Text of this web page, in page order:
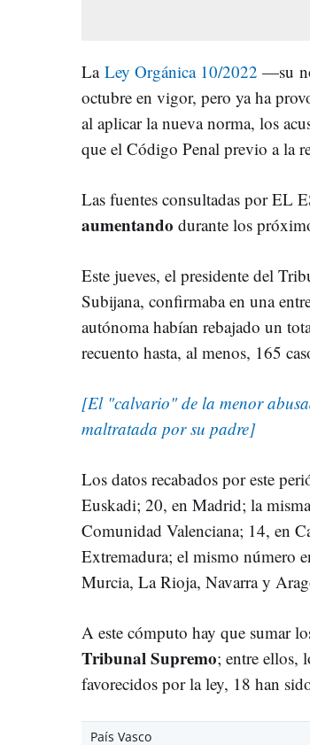
La Ley Orgánica 10/2022 —su
octubre en vigor, pero ya ha
al aplicar la nueva norma, los
que el Código Penal previo a la
Las fuentes consultadas por EL
aumentando durante los
Este jueves, el presidente del
Subijana, confirmaba en una
autónoma habían rebajado un
recuento hasta, al menos, 165
[El "calvario" de la menor
maltratada por su padre]
Los datos recabados por este
Euskadi; 20, en Madrid; la
Comunidad Valenciana; 14, en
Extremadura; el mismo número
Murcia, La Rioja, Navarra y
A este cómputo hay que sumar
Tribunal Supremo; entre ellos,
favorecidos por la ley, 18 han
País Vasco